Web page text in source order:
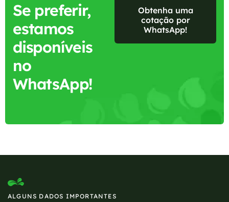
Se preferir,
estamos
disponíveis
no
WhatsApp!
Obtenha uma
cotação por
WhatsApp!
ALGUNS DADOS IMPORTANTES